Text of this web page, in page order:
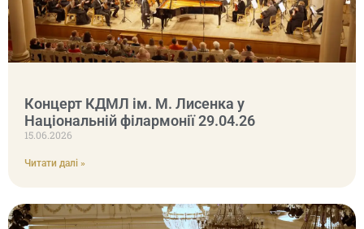
Концерт КДМЛ ім. М. Лисенка у
Національній філармонії 29.04.26
15.06.2026
Читати далі »